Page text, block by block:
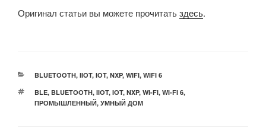
Оригинал статьи вы можете прочитатьздесь.
РУБРИКИ
BLUETOOTH, IIOT, IOT, NXP, WIFI, WIFI 6
МЕТКИ
BLE, BLUETOOTH, IIOT, IOT, NXP, WI-FI, WI-FI 6,
ПРОМЫШЛЕННЫЙ, УМНЫЙ ДОМ